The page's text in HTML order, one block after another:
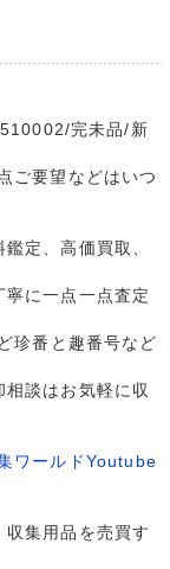
完未品/新
ご要望などはいつ
定、高価買取、
に一点一点査定
珍番と趣番号など
談はお気軽に収
ワールドYoutube
集用品を売買す